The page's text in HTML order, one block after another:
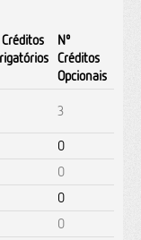
Créditos
Nº
Créditos
Opcionais
3
0
0
0
0